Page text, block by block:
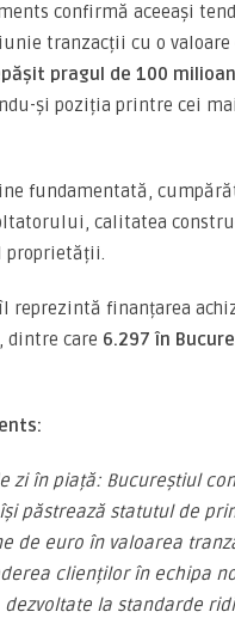
confirmă aceeași
tranzacții cu o valoare
pragul de 100
și poziția printre cei
fundamentată,
calitatea
reprezintă finanțarea
dintre care 6.297 în
zi în piață: Bucureștiul
păstrează statutul de
de euro în valoarea
clienților în echipa
la standarde